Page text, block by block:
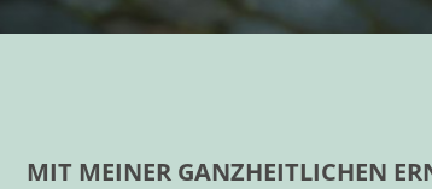
MIT MEINER GANZHEITLICHEN